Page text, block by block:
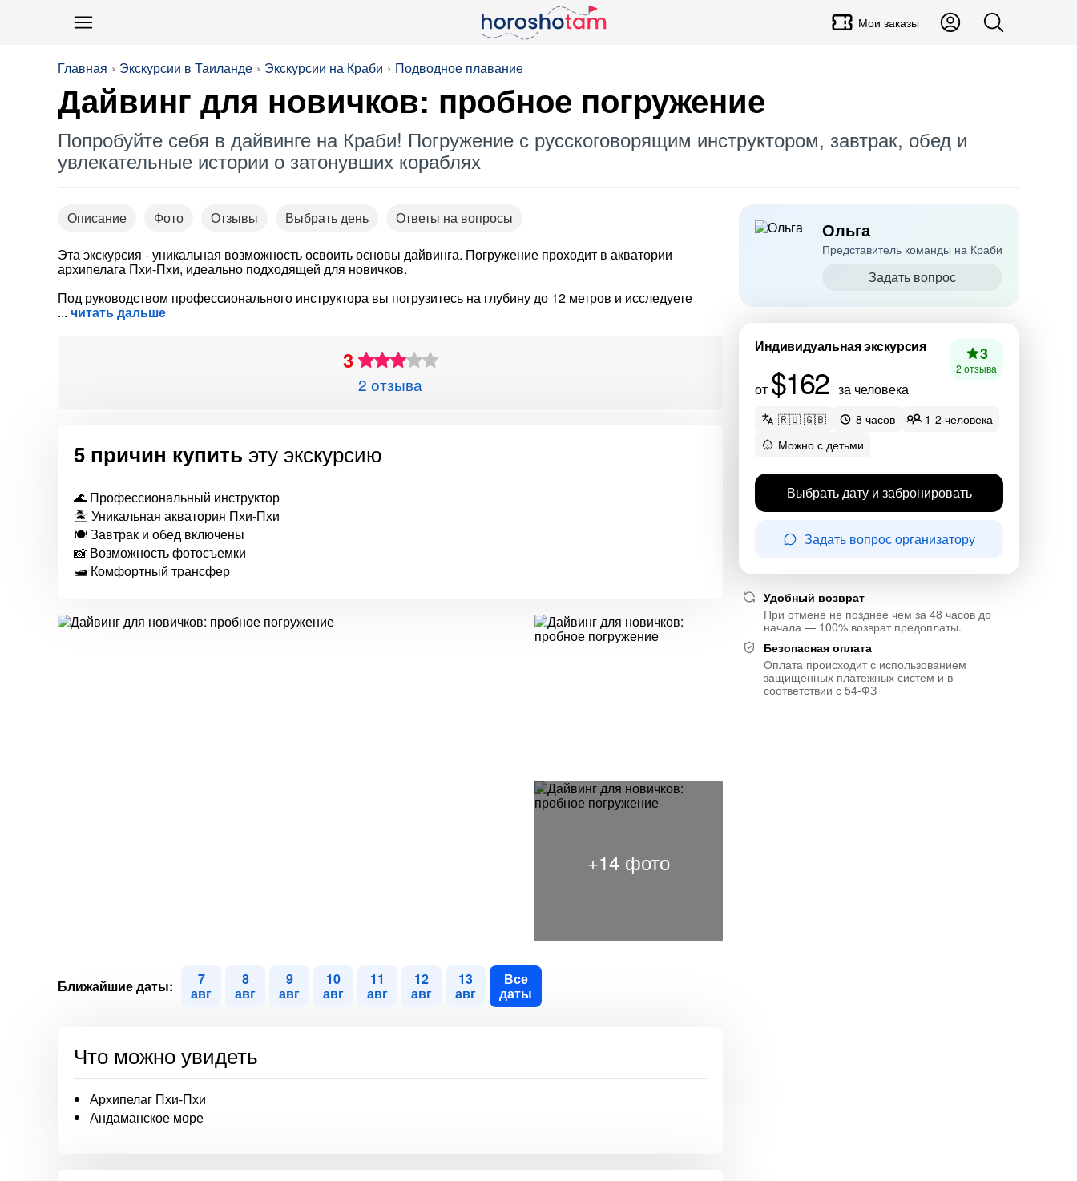
Мои заказы
Главная Экскурсии в Таиланде Экскурсии на Краби Подводное плавание
Дайвинг для новичков: пробное погружение
Попробуйте себя в дайвинге на Краби! Погружение с русскоговорящим инструктором, завтрак, обед и
увлекательные истории о затонувших кораблях
Описание Фото Отзывы Выбрать день
Ответы на вопросы
Эта экскурсия - уникальная возможность освоить основы дайвинга. Погружение проходит в акватории
архипелага Пхи-Пхи, идеально подходящей для новичков.
Под руководством профессионального инструктора вы погрузитесь на глубину до 12 метров и исследуете
читать дальше
3
2 отзыва
5 причин купить эту экскурсию
🌊 Профессиональный инструктор
🏝 Уникальная акватория Пхи-Пхи
🍽 Завтрак и обед включены
📸 Возможность фотосъемки
🛥 Комфортный трансфер
Ближайшие даты: 7
авг
8
авг
9
авг
10
авг
11
авг
12
авг
13
авг
Все
даты
Что можно увидеть
Архипелаг Пхи-Пхи
Андаманское море
Ольга
Представитель команды на Краби
Задать вопрос
Индивидуальная экскурсия
от $162 за человека
3
2 отзыва
🇷🇺 🇬🇧 8 часов
1-2 человека
Можно с детьми
Выбрать дату и забронировать
Задать вопрос организатору
Удобный возврат
При отмене не позднее чем за 48 часов до
начала — 100% возврат предоплаты.
Безопасная оплата
Оплата происходит с использованием
защищенных платежных систем и в
соответствии с 54-ФЗ